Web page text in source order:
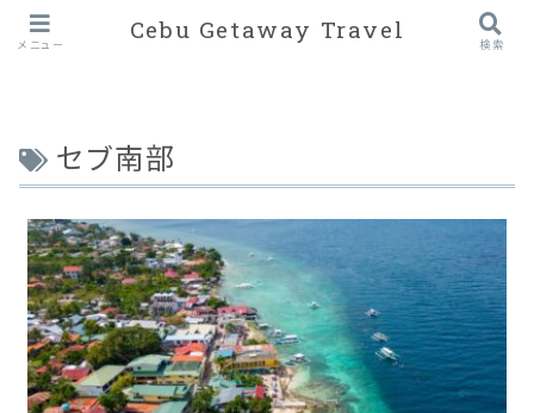
セブ南部
メニュー
Cebu Getaway Travel
検索